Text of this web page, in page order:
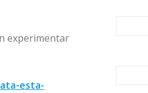
experimentar
esta-